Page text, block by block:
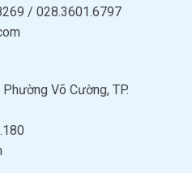
/ 028.3601.6797
Võ Cường, TP.